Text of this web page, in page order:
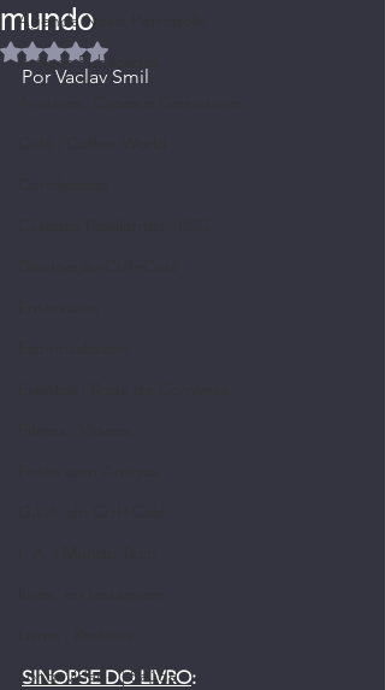
Agenda News Petrópolis
Artigos Publicados
Longevidade | Saúde
mundo
Avaliado com NaN de 5 estrelas.
Por Vaclav Smil
SINOPSE DO LIVRO: